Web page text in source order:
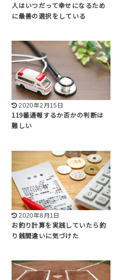
人はいつだって幸せになるため
に最善の選択をしている
2020年2月15日
119番通報するか否かの判断は
難しい
2020年8月1日
お釣り計算を実践していたら釣
り銭間違いに気づけた